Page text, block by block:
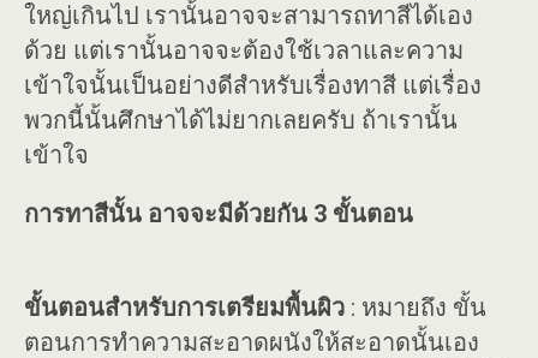
ใหญ่เกินไป เรานั้นอาจจะสามารถทาสีได้เอง
ด้วย แต่เรานั้นอาจจะต้องใช้เวลาและความ
เข้าใจนั้นเป็นอย่างดีสำหรับเรื่องทาสี แต่เรื่อง
พวกนี้นั้นศึกษาได้ไม่ยากเลยครับ ถ้าเรานั้น
เข้าใจ
การทาสีนั้น อาจจะมีด้วยกัน 3 ขั้นตอน
ขั้นตอนสำหรับการเตรียมพื้นผิว : หมายถึง ขั้น
ตอนการทำความสะอาดผนังให้สะอาดนั้นเอง